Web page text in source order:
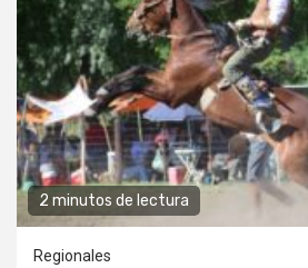
2 minutos de lectura
Regionales